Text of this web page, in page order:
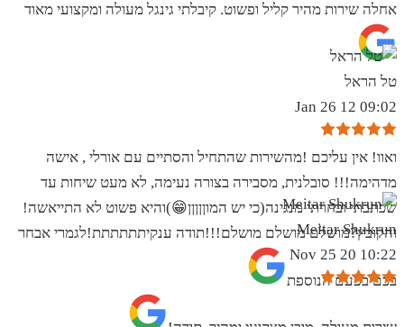
אחלה שירות מהיר קליל ופשוט. קיבלתי גינגל מעולה ומקצועי מאוד
טל הראל
09:02 12 Jan 26
ואוו! אין עליכם !מהשירות שהתחיל והסתיים עם אורלי , אישה
מדהימה!!! סובלנית, מסבירה בצורה נעימה, לא מעט שיחות עד
שכתבתי ובחרתי מנגינה(כי יש המוןןןןן😁)והיא פשוט לא התייאשה!
והקובץ?מושלם מושלם מושלם!!!תודה ענקיתתתתתת!לגמרי אבחר
בכם בפעם הנוספת
Meitar Shukrun
10:22 20 Nov 25